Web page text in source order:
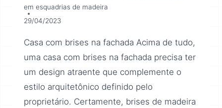
em esquadrias de madeira
29/04/2023
Casa com brises na fachada Acima de tudo,
uma casa com brises na fachada precisa ter
um design atraente que complemente o
estilo arquitetônico definido pelo
proprietário. Certamente, brises de madeira